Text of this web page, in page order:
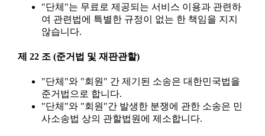
"단체"는 무료로 제공되는 서비스 이용과 관련하
여 관련법에 특별한 규정이 없는 한 책임을 지지
않습니다.
제 22 조 (준거법 및 재판관할)
"단체"와 "회원" 간 제기된 소송은 대한민국법을
준거법으로 합니다.
"단체"와 "회원"간 발생한 분쟁에 관한 소송은 민
사소송법 상의 관할법원에 제소합니다.